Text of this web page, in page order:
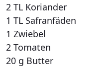
2 TL Koriander
1 TL Safranfäden
1 Zwiebel
2 Tomaten
20 g Butter